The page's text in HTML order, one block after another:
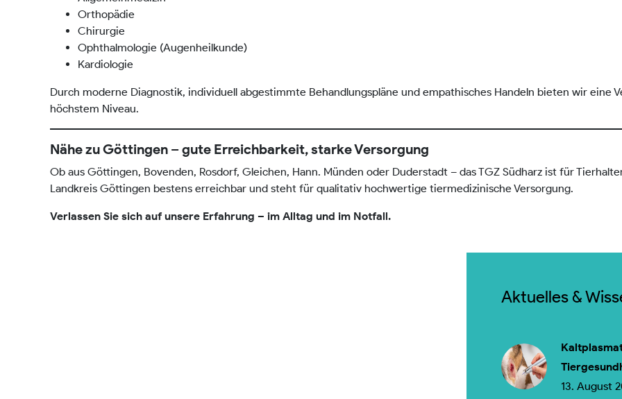
Orthopädie
Chirurgie
Ophthalmologie (Augenheilkunde)
Kardiologie
Durch moderne Diagnostik, individuell abgestimmte Behandlungspläne und empathisches Handeln bieten wir eine
höchstem Niveau.
Nähe zu Göttingen – gute Erreichbarkeit, starke Versorgung
Ob aus Göttingen, Bovenden, Rosdorf, Gleichen, Hann. Münden oder Duderstadt – das TGZ Südharz ist für
Landkreis Göttingen bestens erreichbar und steht für qualitativ hochwertige tiermedizinische Versorgung.
Verlassen Sie sich auf unsere Erfahrung – im Alltag und im Notfall.
Aktuelles &
13. August